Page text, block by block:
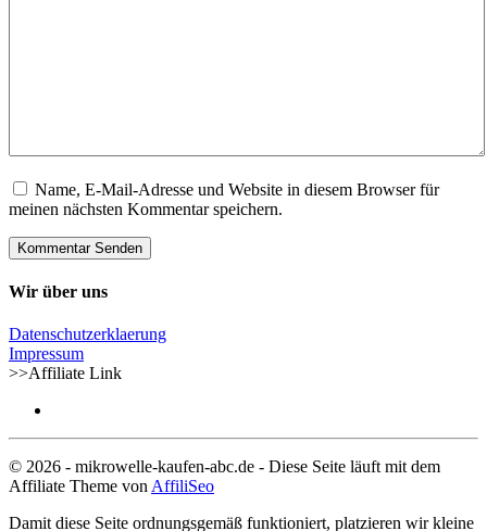
Name, E-Mail-Adresse und Website in diesem Browser für
meinen nächsten Kommentar speichern.
Wir über uns
Datenschutzerklaerung
Impressum
>>Affiliate Link
© 2026 - mikrowelle-kaufen-abc.de - Diese Seite läuft mit dem
Affiliate Theme von AffiliSeo
Damit diese Seite ordnungsgemäß funktioniert, platzieren wir kleine